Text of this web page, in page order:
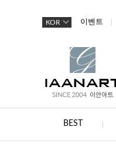
KOR 이벤트
BEST